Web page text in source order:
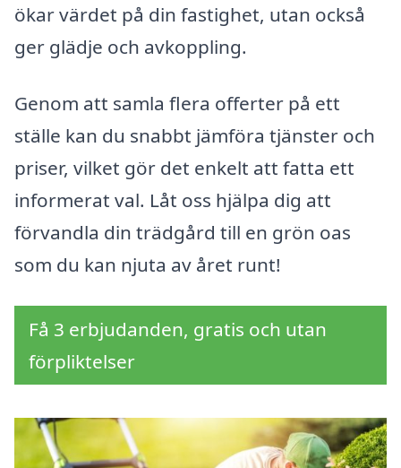
ökar värdet på din fastighet, utan också
ger glädje och avkoppling.
Genom att samla flera offerter på ett
ställe kan du snabbt jämföra tjänster och
priser, vilket gör det enkelt att fatta ett
informerat val. Låt oss hjälpa dig att
förvandla din trädgård till en grön oas
som du kan njuta av året runt!
Få 3 erbjudanden, gratis och utan
förpliktelser